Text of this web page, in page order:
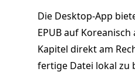
Die Desktop-App
EPUB auf
Kapitel direkt am
fertige Datei lokal zu